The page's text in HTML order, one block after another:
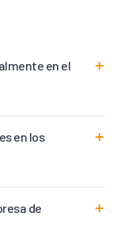
en el
en los
de